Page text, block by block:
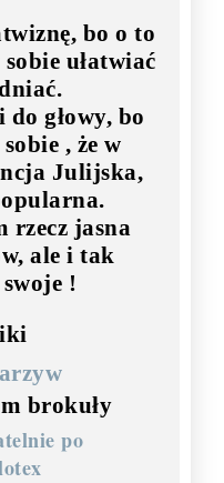
bo o to
ułatwiać
do głowy, bo
, że w
Julijska,
rzecz jasna
ale i tak
!
brokuły
po